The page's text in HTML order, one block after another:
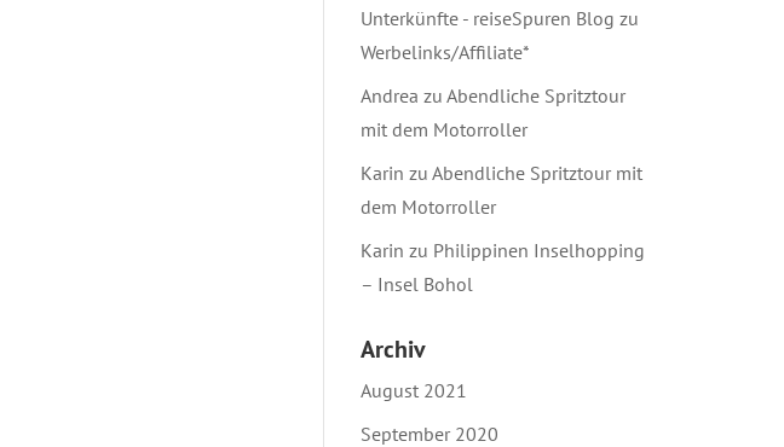
Unterkünfte - reiseSpuren Blog zu
Werbelinks/Affiliate*
Andrea zu Abendliche Spritztour
mit dem Motorroller
Karin zu Abendliche Spritztour mit
dem Motorroller
Karin zu Philippinen Inselhopping
– Insel Bohol
Archiv
August 2021
September 2020